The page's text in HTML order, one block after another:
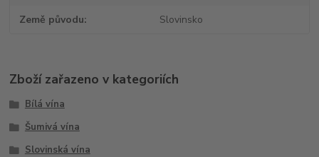
Země původu Slovinsko
Zboží zařazeno v kategoriích
Bílá vína
Šumivá vína
Slovinská vína